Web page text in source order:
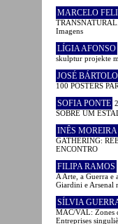
MARCELO
Imagens
LÍGIA AFONSO
skulptur projekte
JOSÉ BÁRTOLO
100 POSTERS
SOFIA PONTE
SOBRE UM
INÊS MOREIRA
GATHERING:
ENCONTRO
FILIPA RAMOS
A Arte, a Guerra e
Giardini e Arsenal
SÍLVIA
MAC/VAL: Zones
Entreprises